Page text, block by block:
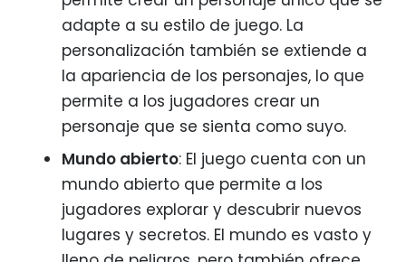
adapte a su estilo de juego. La
personalización también se extiende a
la apariencia de los personajes, lo que
permite a los jugadores crear un
personaje que se sienta como suyo.
Mundo abierto: El juego cuenta con un
mundo abierto que permite a los
jugadores explorar y descubrir nuevos
lugares y secretos. El mundo es vasto y